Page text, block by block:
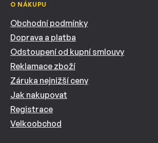
O NÁKUPU
Obchodní podmínky
Doprava a platba
Odstoupení od kupní smlouvy
Reklamace zboží
Záruka nejnižší ceny
Jak nakupovat
Registrace
Velkoobchod